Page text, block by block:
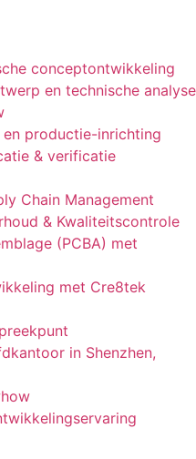
conceptontwikkeling
en technische analyse
productie-inrichting
& verificatie
Chain Management
& Kwaliteitscontrole
(PCBA) met
met Cre8tek
in Shenzhen,